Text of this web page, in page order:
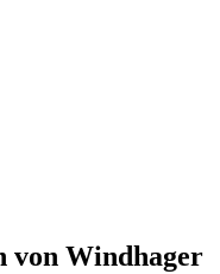
von Windhager